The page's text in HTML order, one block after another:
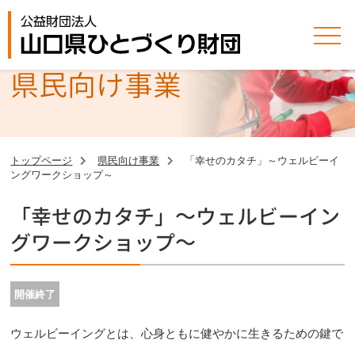
県民向け事業
トップページ 県民向け事業
「幸せのカタチ」～ウェルビーイ
ングワークショップ～
「幸せのカタチ」～ウェルビーイン
グワークショップ～
開催終了
ウェルビーイングとは、心身ともに健やかに生きるための鍵で